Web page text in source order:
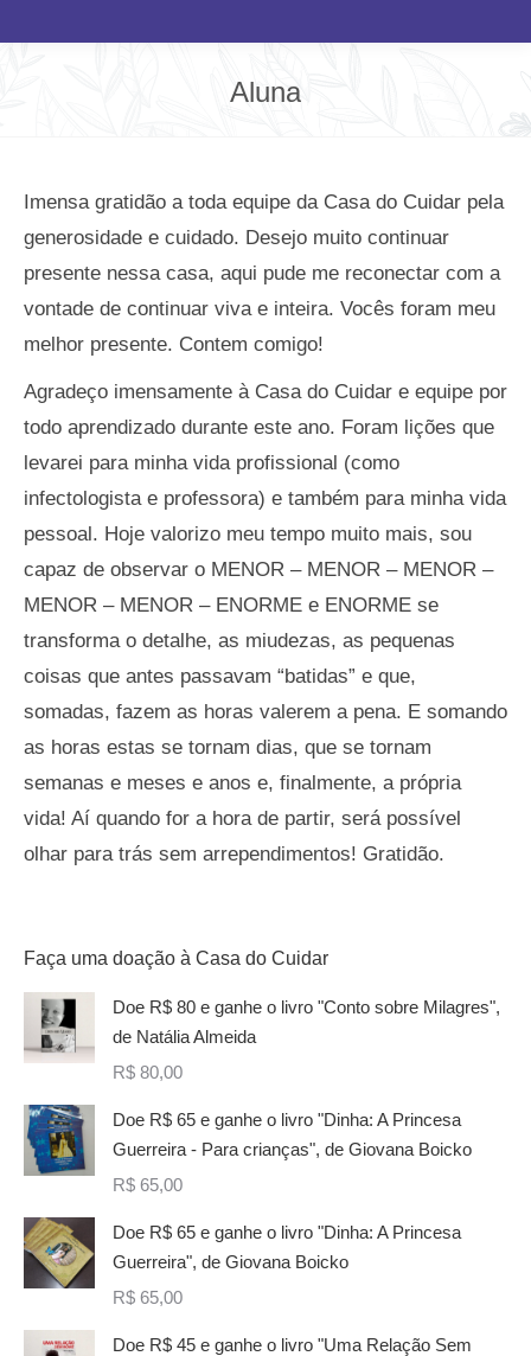
Aluna
Imensa gratidão a toda equipe da Casa do Cuidar pela
generosidade e cuidado. Desejo muito continuar
presente nessa casa, aqui pude me reconectar com a
vontade de continuar viva e inteira. Vocês foram meu
melhor presente. Contem comigo!
Agradeço imensamente à Casa do Cuidar e equipe por
todo aprendizado durante este ano. Foram lições que
levarei para minha vida profissional (como
infectologista e professora) e também para minha vida
pessoal. Hoje valorizo meu tempo muito mais, sou
capaz de observar o MENOR – MENOR – MENOR –
MENOR – MENOR – ENORME e ENORME se
transforma o detalhe, as miudezas, as pequenas
coisas que antes passavam “batidas” e que,
somadas, fazem as horas valerem a pena. E somando
as horas estas se tornam dias, que se tornam
semanas e meses e anos e, finalmente, a própria
vida! Aí quando for a hora de partir, será possível
olhar para trás sem arrependimentos! Gratidão.
Faça uma doação à Casa do Cuidar
Doe R$ 80 e ganhe o livro "Conto sobre Milagres",
de Natália Almeida
R$ 80,00
Doe R$ 65 e ganhe o livro "Dinha: A Princesa
Guerreira - Para crianças", de Giovana Boicko
R$ 65,00
Doe R$ 65 e ganhe o livro "Dinha: A Princesa
Guerreira", de Giovana Boicko
R$ 65,00
Doe R$ 45 e ganhe o livro "Uma Relação Sem